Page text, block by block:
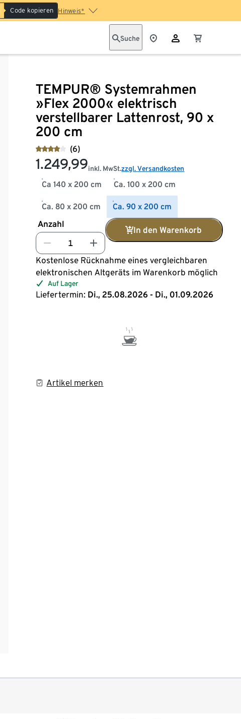
Code kopieren Hinweis*
Suche
TEMPUR® Systemrahmen
»Flex 2000« elektrisch
verstellbarer Lattenrost, 90 x
200 cm
(6)
1.249,99inkl. MwSt.zzgl. Versandkosten
Ca 140 x 200 cm Ca. 100 x 200 cm
Ca. 80 x 200 cm Ca. 90 x 200 cm
Anzahl
In den Warenkorb
Kostenlose Rücknahme eines vergleichbaren
elektronischen Altgeräts im Warenkorb möglich
Auf Lager
Liefertermin: Di., 25.08.2026 - Di., 01.09.2026
Artikel merken